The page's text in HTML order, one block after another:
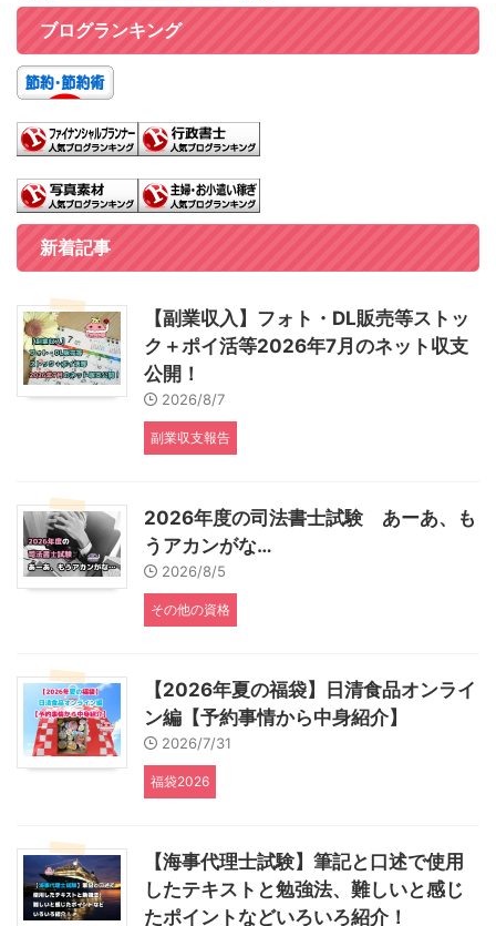
ブログランキング
新着記事
【副業収入】フォト・DL販売等ストッ
ク＋ポイ活等2026年7月のネット収支
公開！
2026/8/7
副業収支報告
2026年度の司法書士試験 あーあ、も
うアカンがな…
2026/8/5
その他の資格
【2026年夏の福袋】日清食品オンライ
ン編【予約事情から中身紹介】
2026/7/31
福袋2026
【海事代理士試験】筆記と口述で使用
したテキストと勉強法、難しいと感じ
たポイントなどいろいろ紹介！